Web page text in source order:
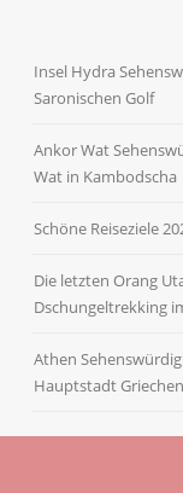
Insel Hydra
Saronischen Golf
Ankor Wat
Wat in Kambodscha
Schöne Reiseziele
Die letzten Orang
Dschungeltrekking
Athen
Hauptstadt